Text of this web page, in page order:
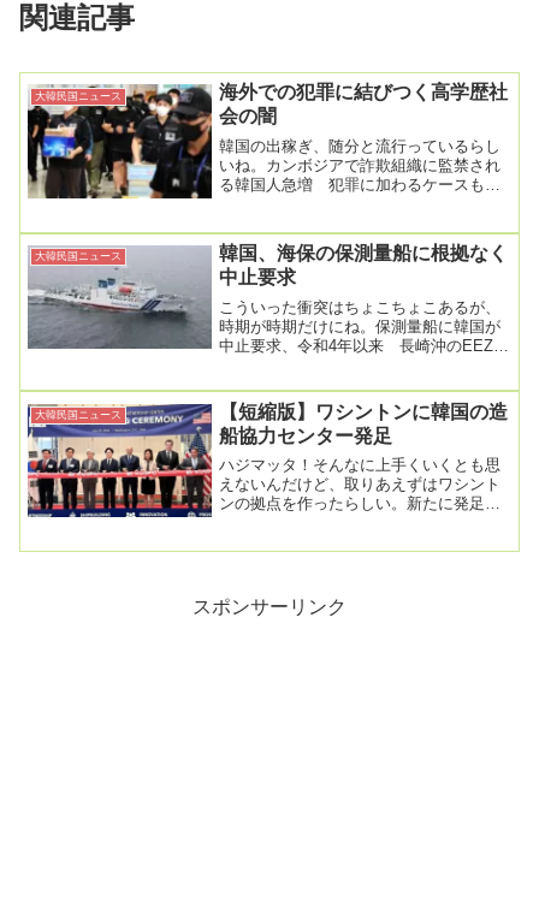
関連記事
大韓民国ニュース
海外での犯罪に結びつく高学歴社
会の闇
韓国の出稼ぎ、随分と流行っているらし
いね。カンボジアで詐欺組織に監禁され
る韓国人急増 犯罪に加わるケースも
大韓民国ニュース
韓国、海保の保測量船に根拠なく
中止要求
こういった衝突はちょこちょこあるが、
時期が時期だけにね。保測量船に韓国が
中止要求、令和4年以来 長崎沖のEEZ内
大韓民国ニュース
【短縮版】ワシントンに韓国の造
船協力センター発足
ハジマッタ！そんなに上手くいくとも思
えないんだけど、取りあえずはワシント
ンの拠点を作ったらしい。新たに発足し
スポンサーリンク